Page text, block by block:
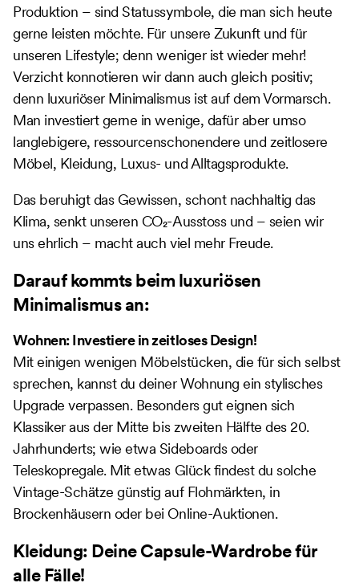
Produktion – sind Statussymbole, die man sich heute
gerne leisten möchte. Für unsere Zukunft und für
unseren Lifestyle; denn weniger ist wieder mehr!
Verzicht konnotieren wir dann auch gleich positiv;
denn luxuriöser Minimalismus ist auf dem Vormarsch.
Man investiert gerne in wenige, dafür aber umso
langlebigere, ressourcenschonendere und zeitlosere
Möbel, Kleidung, Luxus- und Alltagsprodukte.
Das beruhigt das Gewissen, schont nachhaltig das
Klima, senkt unseren CO₂-Ausstoss und – seien wir
uns ehrlich – macht auch viel mehr Freude.
Darauf kommts beim luxuriösen
Minimalismus an:
Wohnen: Investiere in zeitloses Design!
Mit einigen wenigen Möbelstücken, die für sich selbst
sprechen, kannst du deiner Wohnung ein stylisches
Upgrade verpassen. Besonders gut eignen sich
Klassiker aus der Mitte bis zweiten Hälfte des 20.
Jahrhunderts; wie etwa Sideboards oder
Teleskopregale. Mit etwas Glück findest du solche
Vintage-Schätze günstig auf Flohmärkten, in
Brockenhäusern oder bei Online-Auktionen.
Kleidung: Deine Capsule-Wardrobe für
alle Fälle!